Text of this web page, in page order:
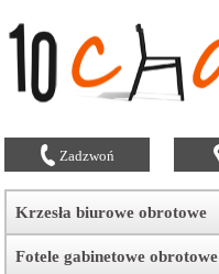
Zadzwoń
Krzesła biurowe obrotowe
Fotele gabinetowe obrotowe